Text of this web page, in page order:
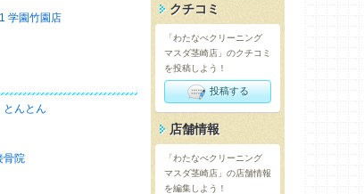
学園竹園店
んとん
骨院
クチコミ
「わたなべクリーニング
マスダ茎崎店」のクチコミ
を投稿しよう！
投稿する
店舗情報
「わたなべクリーニング
マスダ茎崎店」の店舗情報
を編集しよう！